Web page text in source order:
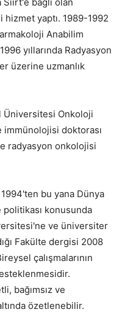
hizmet yaptı. 1989-1992
Anabilim
yıllarında Radyasyon
üzerine uzmanlık
Üniversitesi Onkoloji
doktorası
radyasyon onkolojisi
1994'ten bu yana Dünya
konusunda
ve üniversiter
Fakülte dergisi 2008
çalışmalarının
bağımsız ve
özetlenebilir.